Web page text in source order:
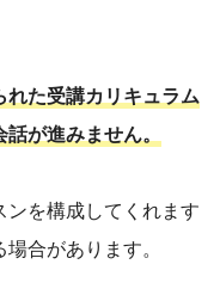
た受講カリキュラム
が進みません。
を構成してくれます
合があります。